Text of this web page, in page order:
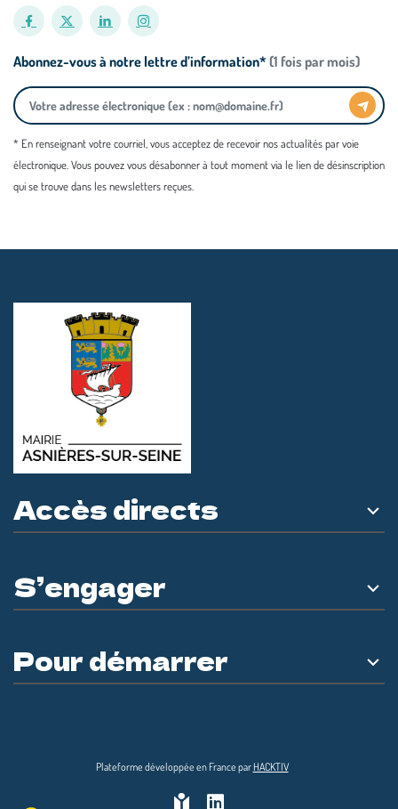
Abonnez-vous à notre lettre d’information* (1 fois par mois)
* En renseignant votre courriel, vous acceptez de recevoir nos actualités par voie
électronique. Vous pouvez vous désabonner à tout moment via le lien de désinscription
qui se trouve dans les newsletters reçues.
Accès directs
S’engager
Pour démarrer
Plateforme développée en France par HACKTIV